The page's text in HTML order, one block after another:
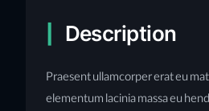
Description
Praesent ullamcorper erat eu
elementum lacinia massa eu